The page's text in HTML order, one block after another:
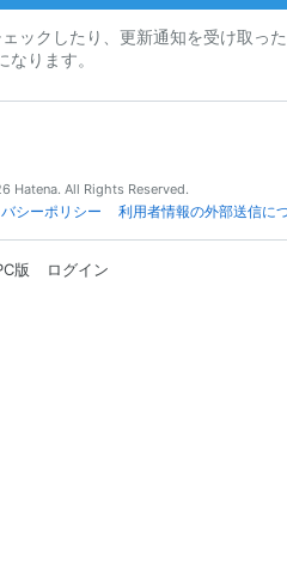
ックしたり、更新通知を受け取っ
なります。
Hatena. All Rights Reserved.
シーポリシー 利用者情報の外部送信に
版 ログイン